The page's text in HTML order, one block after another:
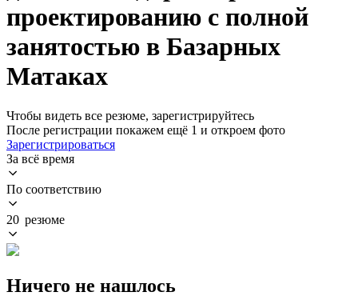
проектированию с полной
занятостью в Базарных
Матаках
Чтобы видеть все резюме, зарегистрируйтесь
После регистрации покажем ещё 1 и откроем фото
Зарегистрироваться
За всё время
По соответствию
20 резюме
Ничего не нашлось